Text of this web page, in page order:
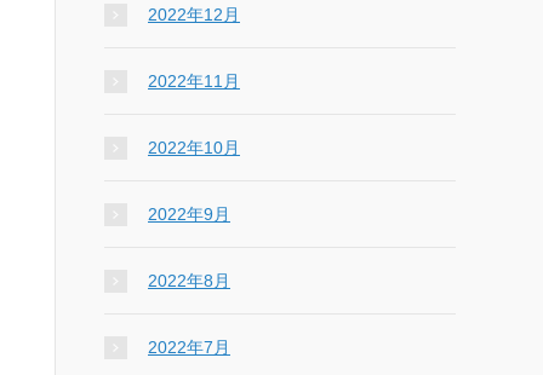
2022年12月
2022年11月
2022年10月
2022年9月
2022年8月
2022年7月